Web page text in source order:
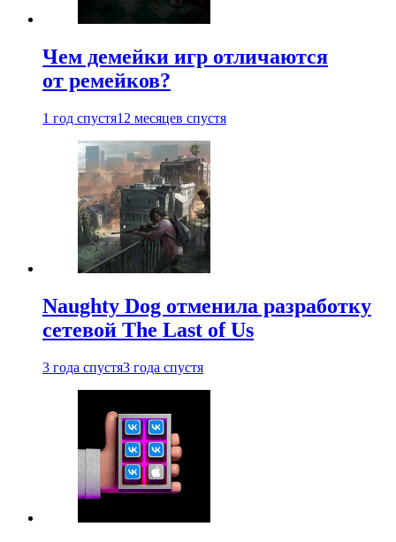
Чем демейки игр отличаются
от ремейков?
1 год спустя12 месяцев спустя
Naughty Dog отменила разработку
сетевой The Last of Us
3 года спустя3 года спустя